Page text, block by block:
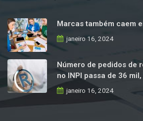
Marcas também caem
janeiro 16, 2024
Número de pedidos de
no INPI passa de 36
janeiro 16, 2024